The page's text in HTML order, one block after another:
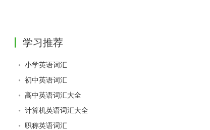
学习推荐
小学英语词汇
初中英语词汇
高中英语词汇大全
计算机英语词汇大全
职称英语词汇